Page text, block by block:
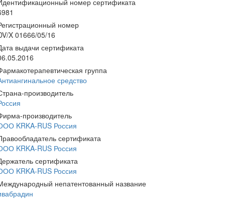
номер
X 01666/05/16
выдачи сертификата
группа
средство
производитель
производитель
KRKA-RUS Россия
сертификата
KRKA-RUS Россия
сертификата
KRKA-RUS Россия
непатентованный название